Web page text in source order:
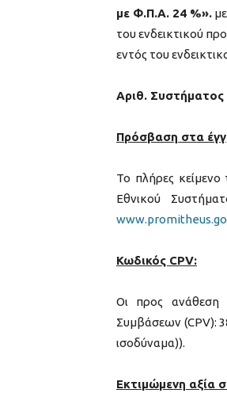
με Φ.Π.Α. 24 %».
του ενδεικτικού
εντός του
Αριθ.
Πρόσβαση στα
Το πλήρες
Εθνικού
Κωδικός CPV:
Οι προς ανάθεση
Συμβάσεων (CPV):
ισοδύναμα)).
Εκτιμώμενη αξία